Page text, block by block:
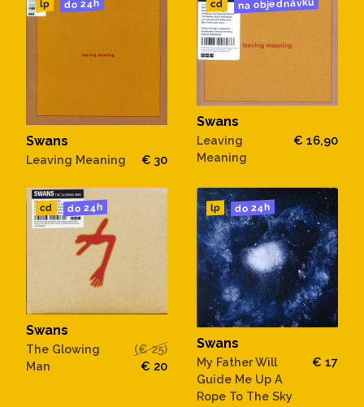
lp do 24h
Swans
Leaving Meaning € 30
cd na objednávku
Swans
Leaving
Meaning
€ 16,90
cd do 24h
Swans
The Glowing
Man
(€ 25)
€ 20
lp do 24h
Swans
My Father Will
Guide Me Up A
Rope To The Sky
€ 17